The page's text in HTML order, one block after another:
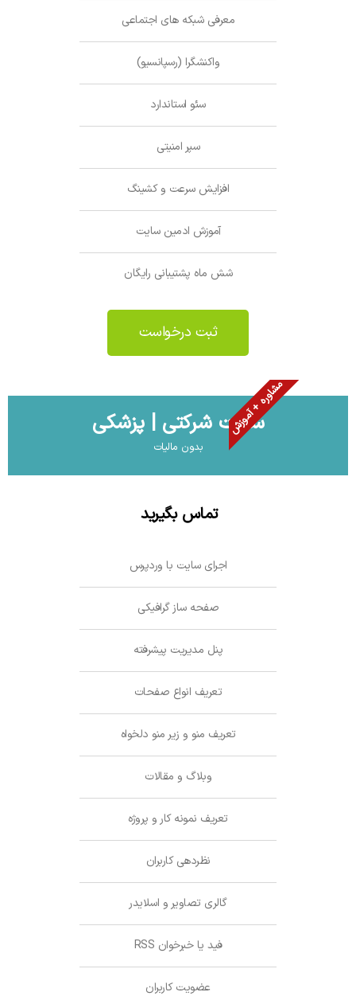
معرفی شبکه های اجتماعی
واکنشگرا (رسپانسیو)
سئو استاندارد
سپر امنیتی
افزایش سرعت و کشینگ
آموزش ادمین سایت
شش ماه پشتیبانی رایگان
ثبت درخواست
مشاوره + آموزش
سایت شرکتی | پزشکی
بدون مالیات
تماس بگیرید
اجرای سایت با وردپرس
صفحه ساز گرافیکی
پنل مدیریت پیشرفته
تعریف انواع صفحات
تعریف منو و زیر منو دلخواه
وبلاگ و مقالات
تعریف نمونه کار و پروژه
نظردهی کاربران
گالری تصاویر و اسلایدر
فید یا خبرخوان RSS
عضویت کاربران